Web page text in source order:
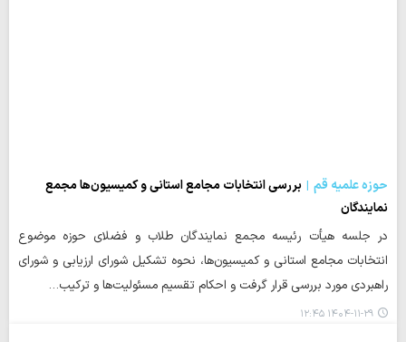
حوزه علمیه قم
بررسی انتخابات مجامع استانی و کمیسیون‌ها مجمع
نمایندگان
در جلسه هیأت‌ رئیسه مجمع نمایندگان طلاب و فضلای حوزه‌ موضوع
انتخابات مجامع استانی و کمیسیون‌ها، نحوه تشکیل شورای ارزیابی و شورای
راهبردی مورد بررسی قرار گرفت و احکام تقسیم مسئولیت‌ها و ترکیب…
۱۴۰۴-۱۱-۲۹ ۱۲:۴۵